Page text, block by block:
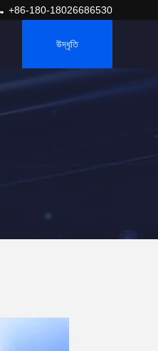
+86-180-18026686530
উদ্ধৃতি